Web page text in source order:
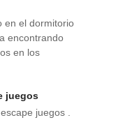
en el dormitorio
encontrando
en los
juegos
juegos .